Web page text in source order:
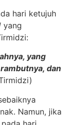
hari ketujuh
yang
yang
dan
Namun, jika